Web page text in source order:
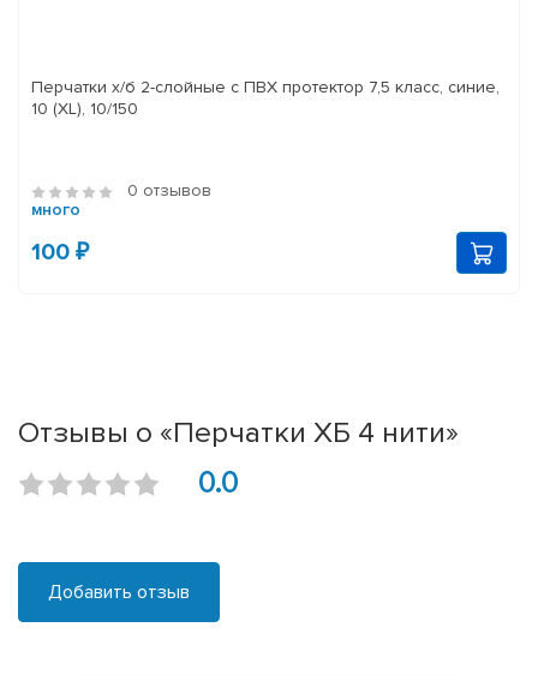
Перчатки х/б 2-слойные с ПВХ протектор 7,5 класс, синие,
10 (XL), 10/150
0 отзывов
много
100 ₽
Отзывы о «Перчатки ХБ 4 нити»
0.0
Добавить отзыв